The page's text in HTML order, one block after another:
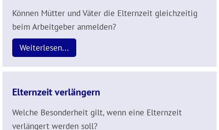
Können Mütter und Väter die Elternzeit gleichzeitig
beim Arbeitgeber anmelden?
Weiterlesen...
Elternzeit verlängern
Welche Besonderheit gilt, wenn eine Elternzeit
verlängert werden soll?